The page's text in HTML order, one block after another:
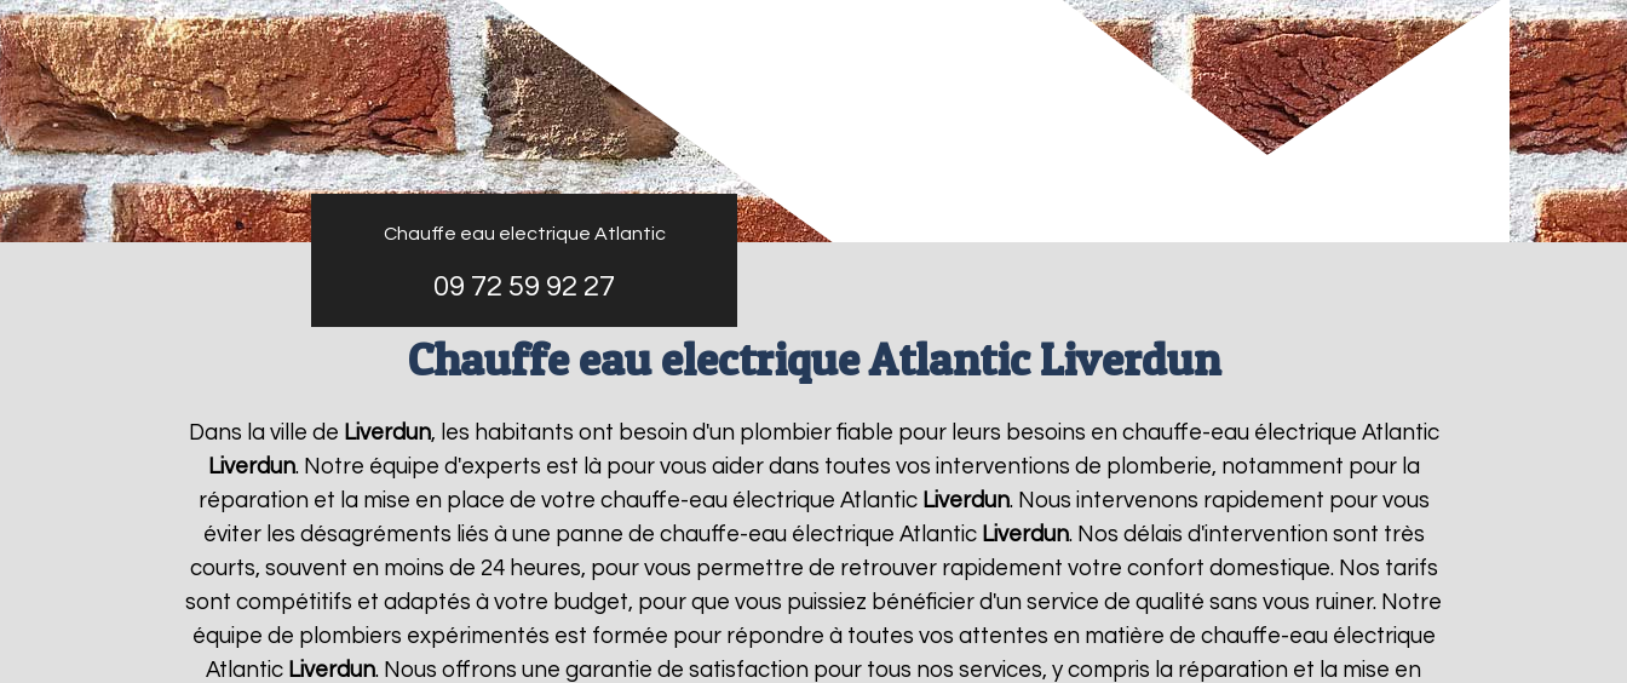
Chauffe eau electrique Atlantic
09 72 59 92 27
Chauffe eau electrique Atlantic Liverdun
Dans la ville de Liverdun, les habitants ont besoin d'un plombier fiable pour leurs besoins en chauffe-eau électrique Atlantic
Liverdun. Notre équipe d'experts est là pour vous aider dans toutes vos interventions de plomberie, notamment pour la
réparation et la mise en place de votre chauffe-eau électrique Atlantic Liverdun. Nous intervenons rapidement pour vous
éviter les désagréments liés à une panne de chauffe-eau électrique Atlantic Liverdun. Nos délais d'intervention sont très
courts, souvent en moins de 24 heures, pour vous permettre de retrouver rapidement votre confort domestique. Nos tarifs
sont compétitifs et adaptés à votre budget, pour que vous puissiez bénéficier d'un service de qualité sans vous ruiner. Notre
équipe de plombiers expérimentés est formée pour répondre à toutes vos attentes en matière de chauffe-eau électrique
Atlantic Liverdun. Nous offrons une garantie de satisfaction pour tous nos services, y compris la réparation et la mise en